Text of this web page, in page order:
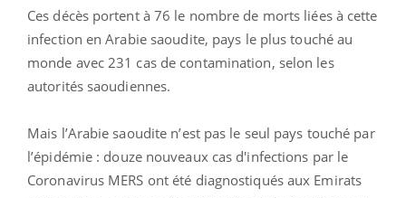
Ces décès portent à 76 le nombre de morts liées à cette
infection en Arabie saoudite, pays le plus touché au
monde avec 231 cas de contamination, selon les
autorités saoudiennes.
Mais l’Arabie saoudite n’est pas le seul pays touché par
l’épidémie : douze nouveaux cas d'infections par le
Coronavirus MERS ont été diagnostiqués aux Emirats